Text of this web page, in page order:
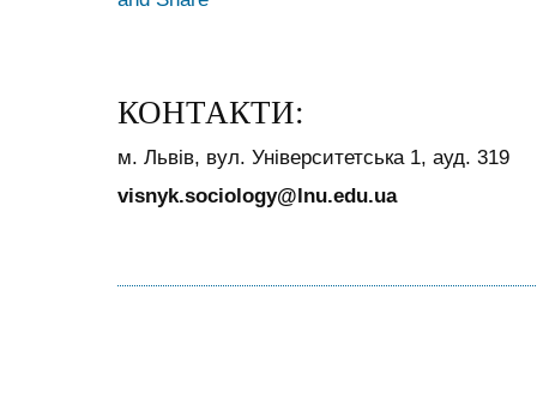
КОНТАКТИ:
м. Львів, вул. Університетська 1, ауд. 319
visnyk.sociology@lnu.edu.ua